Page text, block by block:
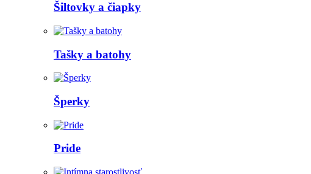
Šiltovky a čiapky
Tašky a batohy
Šperky
Pride